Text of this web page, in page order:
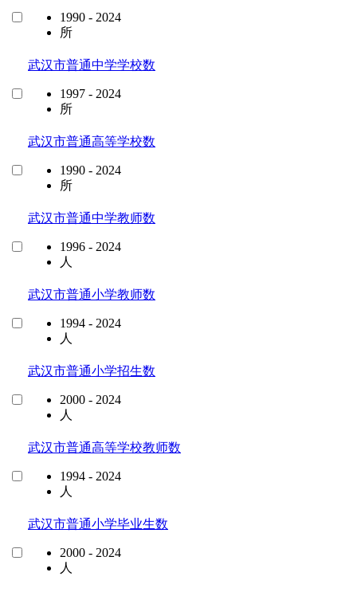
1990 - 2024
所
武汉市普通中学学校数
1997 - 2024
所
武汉市普通高等学校数
1990 - 2024
所
武汉市普通中学教师数
1996 - 2024
人
武汉市普通小学教师数
1994 - 2024
人
武汉市普通小学招生数
2000 - 2024
人
武汉市普通高等学校教师数
1994 - 2024
人
武汉市普通小学毕业生数
2000 - 2024
人